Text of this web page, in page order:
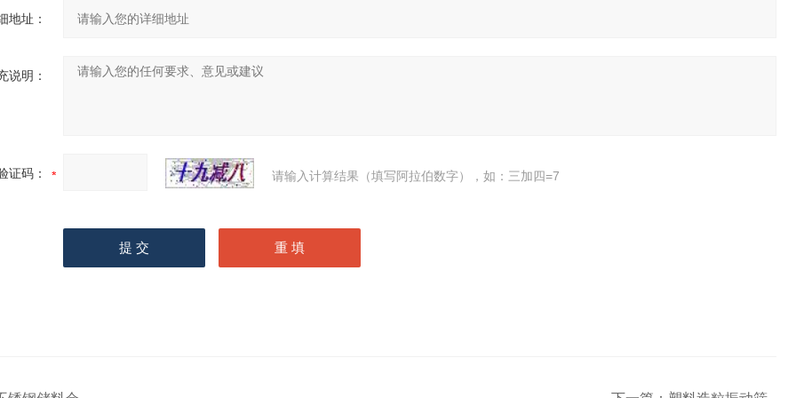
地址：
说明：
证码： 请输入计算结果（填写阿拉伯数字），如：三加四=7